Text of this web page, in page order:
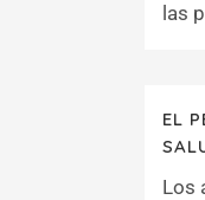
las
EL
Los